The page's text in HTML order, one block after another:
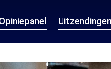
Opiniepanel Uitzendingen